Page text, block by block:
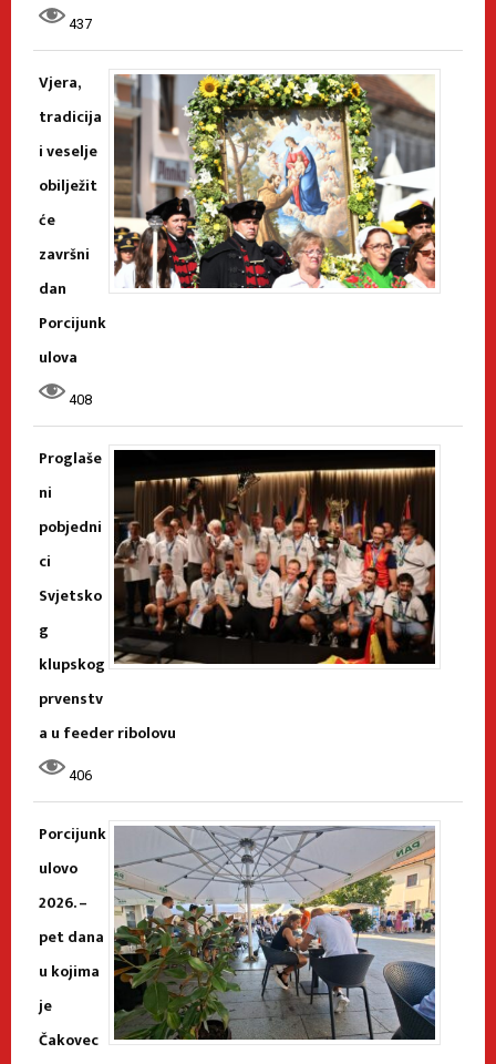
437
Vjera,
tradicija
i veselje
obilježit
će
završni
dan
Porcijunk
ulova
408
Proglaše
ni
pobjedni
ci
Svjetsko
g
klupskog
prvenstv
a u feeder ribolovu
406
Porcijunk
ulovo
2026. –
pet dana
u kojima
je
Čakovec